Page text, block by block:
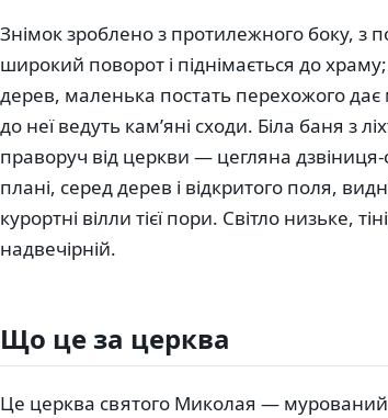
Знімок зроблено з протилежного боку, з
широкий поворот і піднімається до
дерев, маленька постать перехожого
до неї ведуть кам’яні сходи. Біла баня з
праворуч від церкви — цегляна
плані, серед дерев і відкритого поля,
курортні вілли тієї пори. Світло низьке,
надвечірній.
Що це за церква
Це церква святого Миколая —